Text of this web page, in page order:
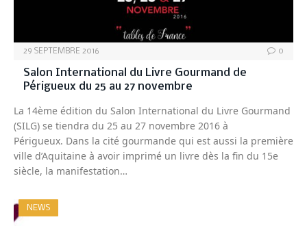
29 SEPTEMBRE 2016 0
Salon International du Livre Gourmand de
Périgueux du 25 au 27 novembre
La 14ème édition du Salon International du Livre Gourmand
(SILG) se tiendra du 25 au 27 novembre 2016 à
Périgueux. Dans la cité gourmande qui est aussi la première
ville d’Aquitaine à avoir imprimé un livre dès la fin du 15e
siècle, la manifestation…
NEWS